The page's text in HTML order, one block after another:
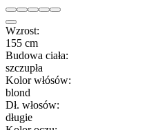
Wzrost:
155 cm
Budowa ciała:
szczupła
Kolor włósów:
blond
Dł. włosów:
długie